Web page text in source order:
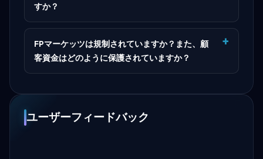
すか？
FPマーケッツは規制されていますか？また、顧
客資金はどのように保護されていますか？
ユーザーフィードバック